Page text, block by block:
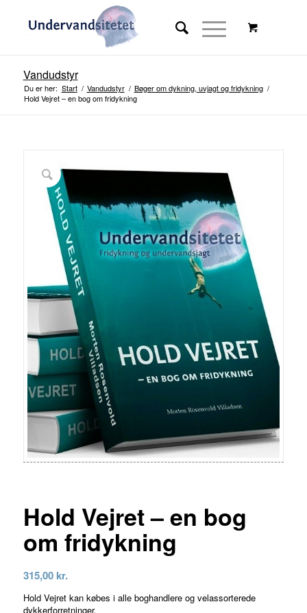
Vandudstyr
Du er her: Start / Vandudstyr / Bøger om dykning, uvjagt og fridykning /
Hold Vejret – en bog om fridykning
Hold Vejret – en bog
om fridykning
315,00 kr.
Hold Vejret kan købes i alle boghandlere og velassorterede
dykkerforretninger.